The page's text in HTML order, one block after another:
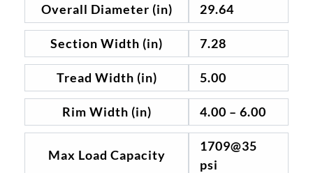
Overall Diameter (in) 29.64
Section Width (in) 7.28
Tread Width (in) 5.00
Rim Width (in) 4.00 – 6.00
Max Load Capacity
1709@35
psi